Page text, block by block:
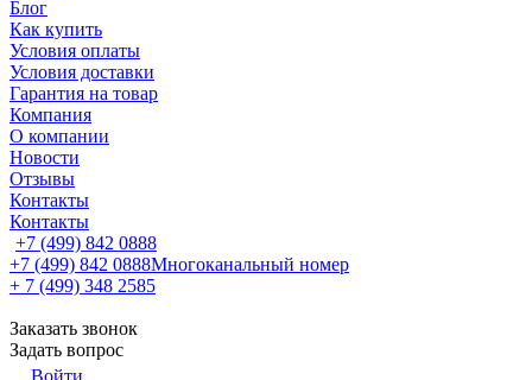
Блог
Как купить
Условия оплаты
Условия доставки
Гарантия на товар
Компания
О компании
Новости
Отзывы
Контакты
Контакты
+7 (499) 842 0888
+7 (499) 842 0888Многоканальный номер
+ 7 (499) 348 2585
Заказать звонок
Задать вопрос
Войти